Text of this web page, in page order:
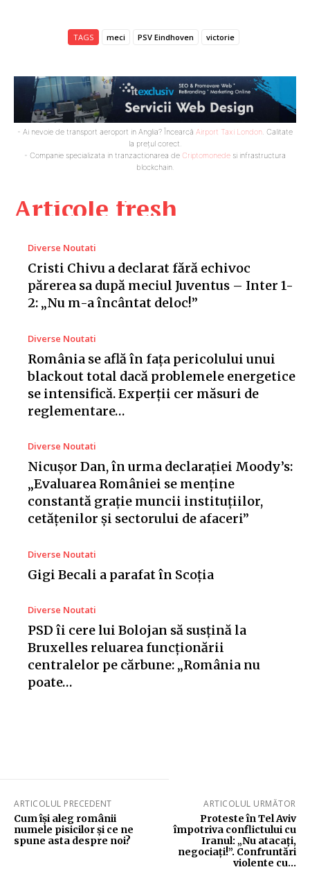
Articole fresh
Diverse Noutati
Cristi Chivu a declarat fără echivoc
părerea sa după meciul Juventus – Inter 1-
2: „Nu m-a încântat deloc!”
Diverse Noutati
România se află în fața pericolului unui
blackout total dacă problemele energetice
se intensifică. Experții cer măsuri de
reglementare…
Diverse Noutati
Nicușor Dan, în urma declarației Moody’s:
„Evaluarea României se menține
constantă grație muncii instituțiilor,
cetățenilor și sectorului de afaceri”
Diverse Noutati
Gigi Becali a parafat în Scoția
Diverse Noutati
PSD îi cere lui Bolojan să susțină la
Bruxelles reluarea funcționării
centralelor pe cărbune: „România nu
poate…
TAGS meci PSV Eindhoven victorie
- Ai nevoie de transport aeroport in Anglia? Încearcă Airport Taxi London. Calitate
la prețul corect.
- Companie specializata in tranzactionarea de Criptomonede si infrastructura
blockchain.
ARTICOLUL PRECEDENT
Cum își aleg românii
numele pisicilor și ce ne
spune asta despre noi?
ARTICOLUL URMĂTOR
Proteste în Tel Aviv
împotriva conflictului cu
Iranul: „Nu atacați,
negociați!”. Confruntări
violente cu…